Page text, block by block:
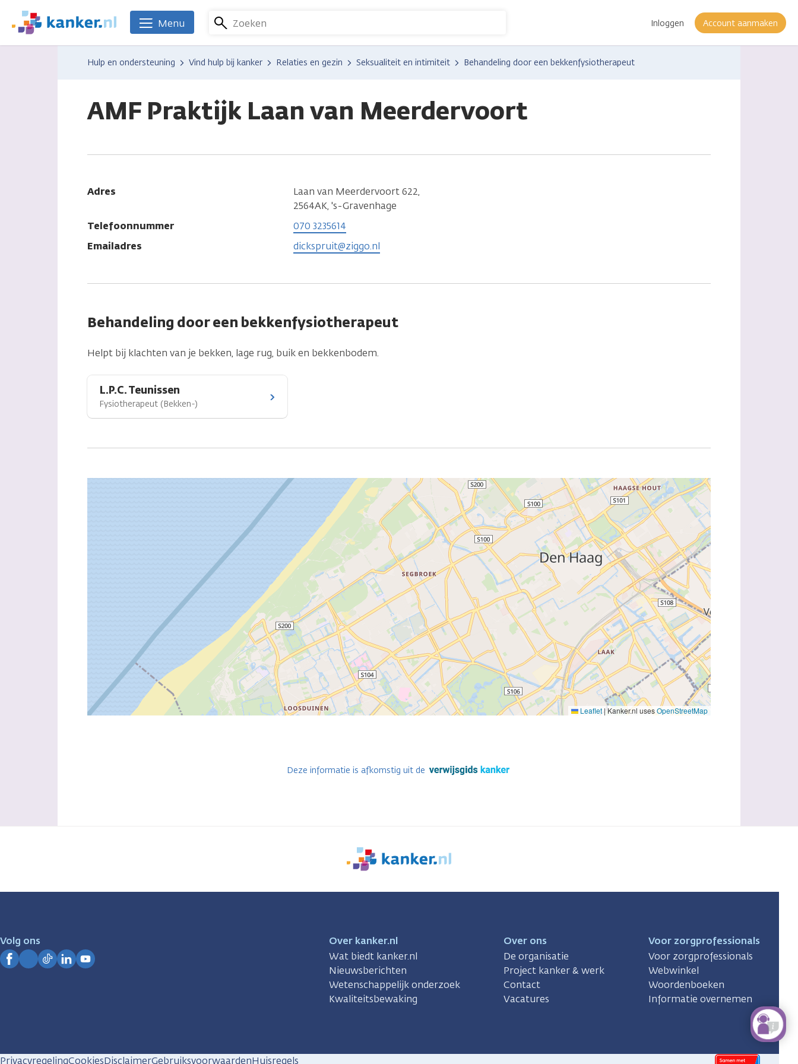
naar
We
zijn
Kanker.nl
Zoeken Inloggen Account aanmaken
Menu
Hulp en ondersteuning Vind hulp bij kanker Relaties en gezin Seksualiteit en intimiteit Behandeling door een bekkenfysiotherapeut
AMF Praktijk Laan van Meerdervoort
Adres
Laan van Meerdervoort 622,
2564AK, 's-Gravenhage
Telefoonnummer
070 3235614
Emailadres
dickspruit@ziggo.nl
Behandeling door een bekkenfysiotherapeut
Helpt bij klachten van je bekken, lage rug, buik en bekkenbodem.
L.P.C. Teunissen
Fysiotherapeut (Bekken-)
Leaflet | Kanker.nl usesOpenStreetMap
Deze informatie is afkomstig uit de
We
er
Volg ons
Over kanker.nl
Wat biedt kanker.nl
Nieuwsberichten
Wetenschappelijk onderzoek
Kwaliteitsbewaking
Over ons
De organisatie
Project kanker & werk
Contact
Vacatures
Voor zorgprofessionals
Voor zorgprofessionals
Webwinkel
Woordenboeken
Informatie overnemen
PrivacyregelingCookiesDisclaimerGebruiksvoorwaardenHuisregels